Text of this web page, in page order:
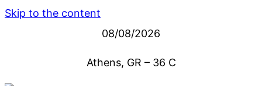
Skip to the content
08/08/2026
Athens, GR – 36 C